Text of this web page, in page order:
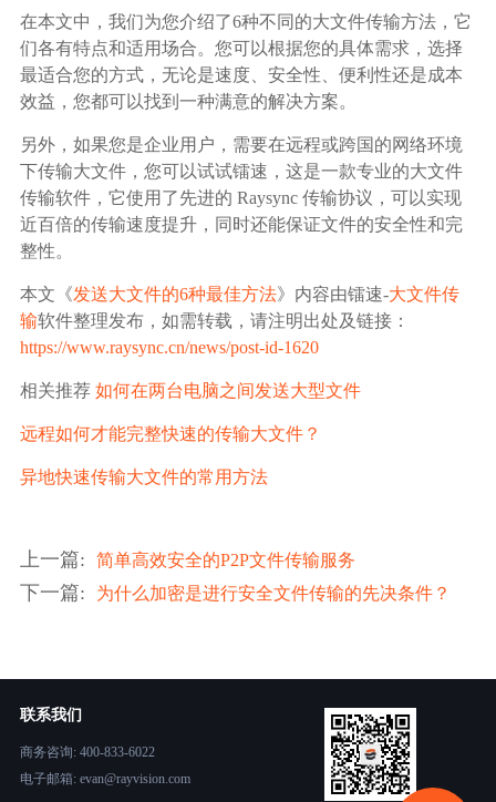
在本文中，我们为您介绍了6种不同的大文件传输方法，它
们各有特点和适用场合。您可以根据您的具体需求，选择
最适合您的方式，无论是速度、安全性、便利性还是成本
效益，您都可以找到一种满意的解决方案。
另外，如果您是企业用户，需要在远程或跨国的网络环境
下传输大文件，您可以试试镭速，这是一款专业的大文件
传输软件，它使用了先进的 Raysync 传输协议，可以实现
近百倍的传输速度提升，同时还能保证文件的安全性和完
整性。
本文《发送大文件的6种最佳方法》内容由镭速-大文件传
输软件整理发布，如需转载，请注明出处及链接：
https://www.raysync.cn/news/post-id-1620
相关推荐 如何在两台电脑之间发送大型文件
远程如何才能完整快速的传输大文件？
异地快速传输大文件的常用方法
上一篇: 简单高效安全的P2P文件传输服务
下一篇: 为什么加密是进行安全文件传输的先决条件？
联系我们
商务咨询: 400-833-6022
电子邮箱: evan@rayvision.com